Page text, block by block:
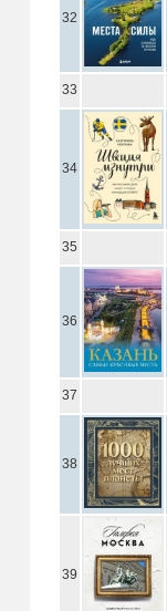
32
33
34
35
36
37
38
39